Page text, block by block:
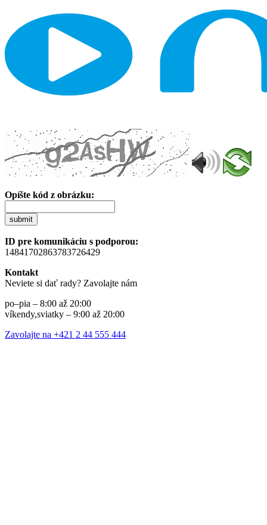
Opíšte kód z obrázku:
submit
ID pre komunikáciu s podporou:
14841702863783726429
Kontakt
Neviete si dať rady? Zavolajte nám
po–pia – 8:00 až 20:00
víkendy,sviatky – 9:00 až 20:00
Zavolajte na +421 2 44 555 444